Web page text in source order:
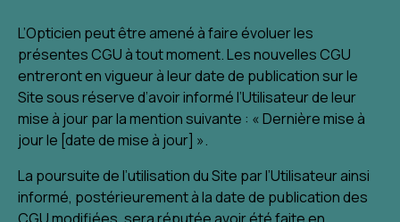
L’Opticien peut être amené à faire évoluer les
présentes CGU à tout moment. Les nouvelles CGU
entreront en vigueur à leur date de publication sur le
Site sous réserve d’avoir informé l’Utilisateur de leur
mise à jour par la mention suivante : « Dernière mise à
jour le [date de mise à jour] ».
La poursuite de l’utilisation du Site par l’Utilisateur ainsi
informé, postérieurement à la date de publication des